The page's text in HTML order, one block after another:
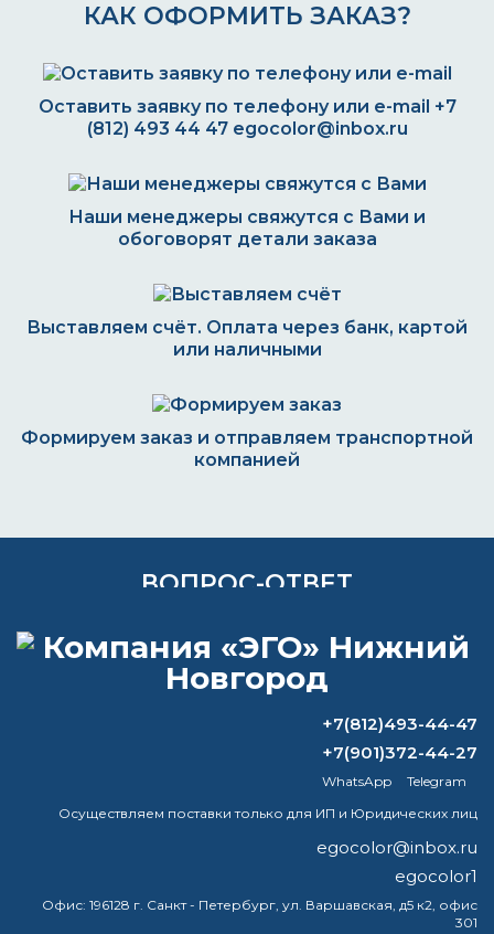
КАК ОФОРМИТЬ ЗАКАЗ?
Оставить заявку по телефону или e-mail +7
(812) 493 44 47 egocolor@inbox.ru
Наши менеджеры свяжутся с Вами и
обоговорят детали заказа
Выставляем счёт. Оплата через банк, картой
или наличными
Формируем заказ и отправляем транспортной
компанией
ВОПРОС-ОТВЕТ
Чем можно разбавить термостойкую
эмаль Церта?
Какая краска антипригарная?
Что можно покрасить алкидной
изготовленных из дюралиминия
Д16т,сфера применения шахта.то есть
нужна влаго и химстойкость,цвет
+7(812)493-44-47
+7(901)372-44-27
WhatsApp
Telegram
Осуществляем поставки только для ИП и Юридических лиц
egocolor@inbox.ru
egocolor1
Офис: 196128 г. Санкт - Петербург, ул. Варшавская, д5 к2, офис
301